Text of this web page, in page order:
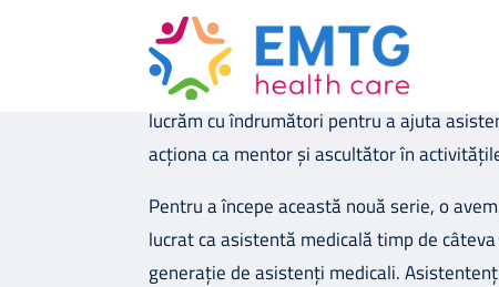
Noua noastră serie de interviuri 1-la-1
mentorii noștri din cadrul companiei,
lucrăm cu îndrumători pentru a ajuta
acționa ca mentor și ascultător în
Pentru a începe această nouă serie, o
lucrat ca asistentă medicală timp de
generație de asistenți medicali.